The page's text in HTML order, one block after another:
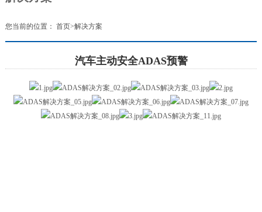
您当前的位置： 首页>解决方案
汽车主动安全ADAS预警